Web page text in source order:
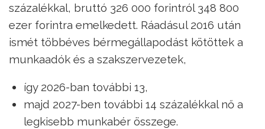
százalékkal, bruttó 326 000 forintról 348 800
ezer forintra emelkedett. Ráadásul 2016 után
ismét többéves bérmegállapodást kötöttek a
munkaadók és a szakszervezetek,
így 2026-ban további 13,
majd 2027-ben további 14 százalékkal nő a
legkisebb munkabér összege.